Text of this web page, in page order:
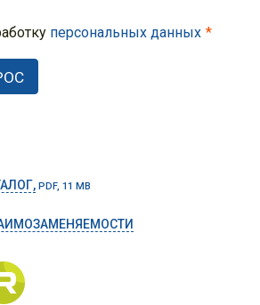
персональных данных
PDF, 11 MB